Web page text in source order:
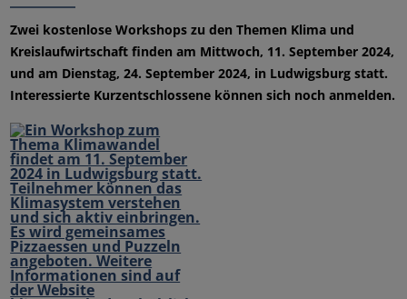
Zwei kostenlose Workshops zu den Themen Klima und
Kreislaufwirtschaft finden am Mittwoch, 11. September 2024,
und am Dienstag, 24. September 2024, in Ludwigsburg statt.
Interessierte Kurzentschlossene können sich noch anmelden.